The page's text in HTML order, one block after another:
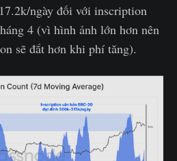
ngày đối với inscription
4 (vì hình ảnh lớn hơn nên
sẽ đắt hơn khi phí tăng).